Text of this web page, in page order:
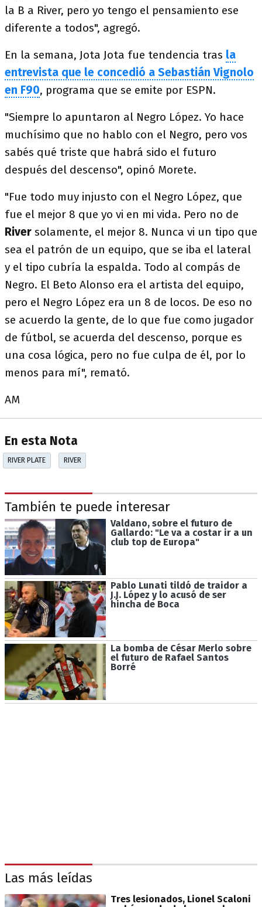
la B a River, pero yo tengo el pensamiento ese
diferente a todos", agregó.
En la semana, Jota Jota fue tendencia tras la
entrevista que le concedió a Sebastián Vignolo
en F90, programa que se emite por ESPN.
"Siempre lo apuntaron al Negro López. Yo hace
muchísimo que no hablo con el Negro, pero vos
sabés qué triste que habrá sido el futuro
después del descenso", opinó Morete.
"Fue todo muy injusto con el Negro López, que
fue el mejor 8 que yo vi en mi vida. Pero no de
River solamente, el mejor 8. Nunca vi un tipo que
sea el patrón de un equipo, que se iba el lateral
y el tipo cubría la espalda. Todo al compás de
Negro. El Beto Alonso era el artista del equipo,
pero el Negro López era un 8 de locos. De eso no
se acuerdo la gente, de lo que fue como jugador
de fútbol, se acuerda del descenso, porque es
una cosa lógica, pero no fue culpa de él, por lo
menos para mí", remató.
AM
En esta Nota
RIVER PLATE RIVER
También te puede interesar
Valdano, sobre el futuro de
Gallardo: "Le va a costar ir a un
club top de Europa"
Pablo Lunati tildó de traidor a
J.J. López y lo acusó de ser
hincha de Boca
La bomba de César Merlo sobre
el futuro de Rafael Santos
Borré
Las más leídas
Tres lesionados, Lionel Scaloni